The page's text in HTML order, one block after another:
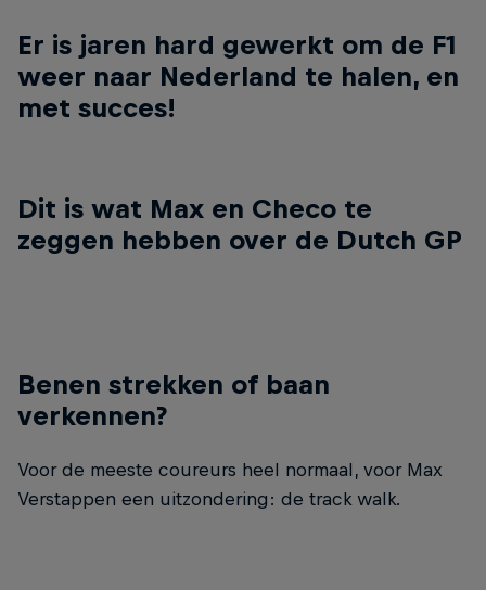
Er is jaren hard gewerkt om de F1
weer naar Nederland te halen, en
met succes!
Dit is wat Max en Checo te
zeggen hebben over de Dutch GP
Benen strekken of baan
verkennen?
Voor de meeste coureurs heel normaal, voor Max
Verstappen een uitzondering: de track walk.